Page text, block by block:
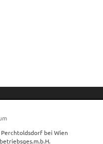
bei Wien